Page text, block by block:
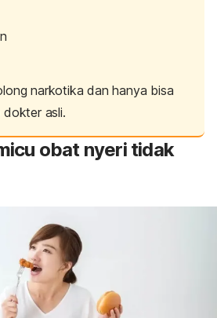
narkotika danhanya bisa
dokter asli.
obat nyeri tidak